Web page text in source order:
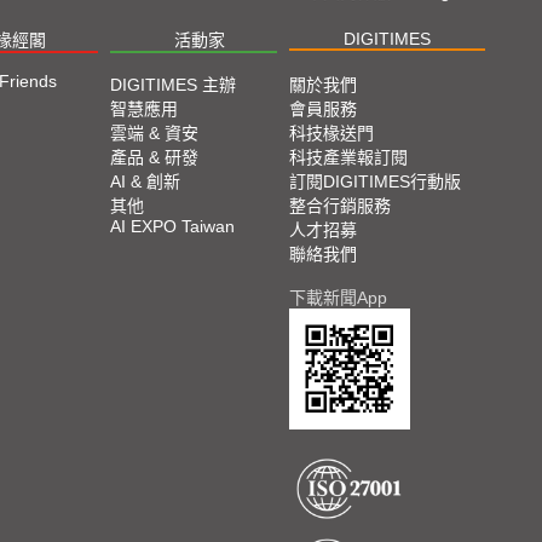
經閣 活動家 DIGITIMES
DIGITIMES 主辦
智慧應用
雲端 & 資安
產品 & 研發
AI & 創新
其他
AI EXPO Taiwan
關於我們
會員服務
科技椽送門
科技產業報訂閱
訂閱DIGITIMES行動版
整合行銷服務
人才招募
聯絡我們
下載新聞App